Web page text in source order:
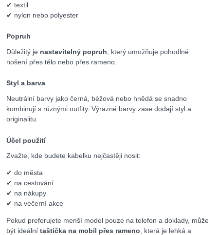
✔ textil
✔ nylon nebo polyester
Popruh
Důležitý je nastavitelný popruh , který umožňuje pohodlné
nošení přes tělo nebo přes rameno.
Styl a barva
Neutrální barvy jako černá, béžová nebo hnědá se snadno
kombinují s různými outfity. Výrazné barvy zase dodají styl a
originalitu.
Účel použití
Zvažte, kde budete kabelku nejčastěji nosit:
✔ do města
✔ na cestování
✔ na nákupy
✔ na večerní akce
Pokud preferujete menší model pouze na telefon a doklady, může
být ideálnítaštička na mobil přes rameno, která je lehká a